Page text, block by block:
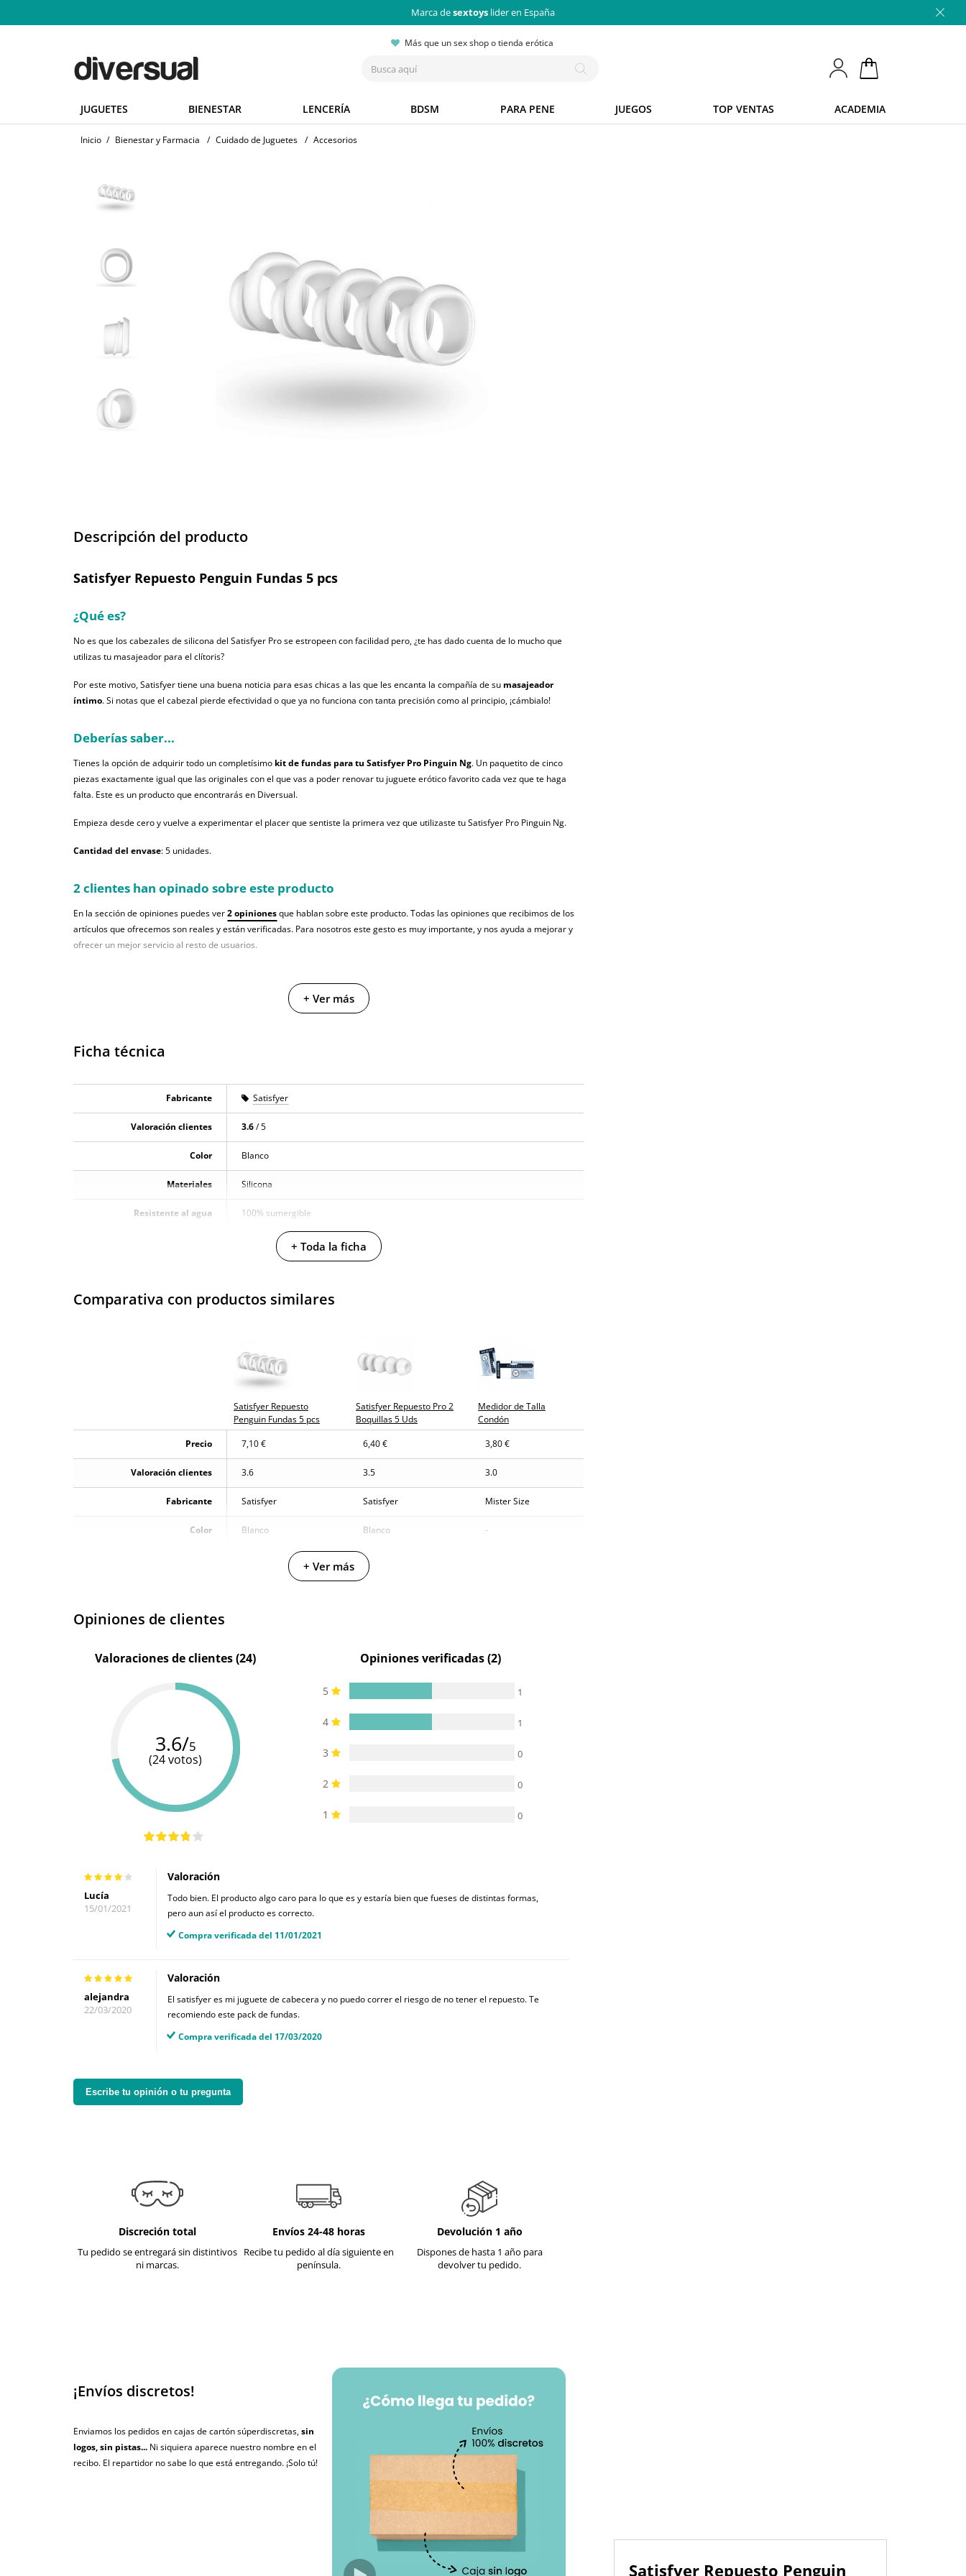
Marca desextoys lider en España
Más que un sex shop o tienda erótica
JUGUETES BIENESTAR LENCERÍA BDSM PARA PENE JUEGOS TOP VENTAS ACADEMIA
Inicio / Bienestar y Farmacia / Cuidado de Juguetes / Accesorios
Satisfyer Repuesto Penguin
Descripción del producto
Satisfyer Repuesto Penguin Fundas 5 pcs
¿Qué es?
No es que los cabezales de silicona del Satisfyer Pro se estropeen con facilidad pero, ¿te has dado cuenta de lo mucho que
utilizas tu masajeador para el clítoris?
Por este motivo, Satisfyer tiene una buena noticia para esas chicas a las que les encanta la compañía de su masajeador
íntimo. Si notas que el cabezal pierde efectividad o que ya no funciona con tanta precisión como al principio, ¡cámbialo!
Deberías saber...
Tienes la opción de adquirir todo un completísimo kit de fundas para tu Satisfyer Pro Pinguin Ng. Un paquetito de cinco
piezas exactamente igual que las originales con el que vas a poder renovar tu juguete erótico favorito cada vez que te haga
falta. Este es un producto que encontrarás en Diversual.
Empieza desde cero y vuelve a experimentar el placer que sentiste la primera vez que utilizaste tu Satisfyer Pro Pinguin Ng.
Cantidad del envase: 5 unidades.
2 clientes han opinado sobre este producto
En la sección de opiniones puedes ver2 opinionesque hablan sobre este producto. Todas las opiniones que recibimos de los
artículos que ofrecemos son reales y están verificadas. Para nosotros este gesto es muy importante, y nos ayuda a mejorar y
ofrecer un mejor servicio al resto de usuarios.
+ Ver más
Ficha técnica
Fabricante Satisfyer
Valoración clientes 3.6/ 5
Color Blanco
Materiales Silicona
Resistente al agua 100% sumergible
Envío discreto Paquete discreto y sin distintivos
El viernes 7 de agosto (fecha estimada)
+ Toda la ficha
Comparativa con productos similares
Satisfyer Repuesto
Penguin Fundas 5 pcs
Satisfyer Repuesto Pro 2
Boquillas 5 Uds
Medidor de Talla
Condón
Precio
7,10 € 6,40 € 3,80 €
Valoración clientes 3.6 3.5 3.0
Fabricante Satisfyer Satisfyer Mister Size
Color Blanco Blanco -
Silicona
+ Ver más
Opiniones de clientes
Valoraciones de clientes (24)
3.6/5
(24 votos)
Opiniones verificadas (2)
5 1
4 1
3 0
2 0
1 0
Lucía
15/01/2021
Valoración
Todo bien. El producto algo caro para lo que es y estaría bien que fueses de distintas formas,
pero aun así el producto es correcto.
Compra verificada del 11/01/2021
alejandra
22/03/2020
Valoración
El satisfyer es mi juguete de cabecera y no puedo correr el riesgo de no tener el repuesto. Te
recomiendo este pack de fundas.
Compra verificada del 17/03/2020
Escribe tu opinión o tu pregunta
Discreción total
Tu pedido se entregará sin distintivos
ni marcas.
Envíos 24-48 horas
Recibe tu pedido al día siguiente en
península.
Devolución 1 año
Dispones de hasta 1 año para
devolver tu pedido.
¡Envíos discretos!
Enviamos los pedidos en cajas de cartón súperdiscretas,sin
logos, sin pistas... Ni siquiera aparece nuestro nombre en el
recibo. El repartidor no sabe lo que está entregando. ¡Solo tú!